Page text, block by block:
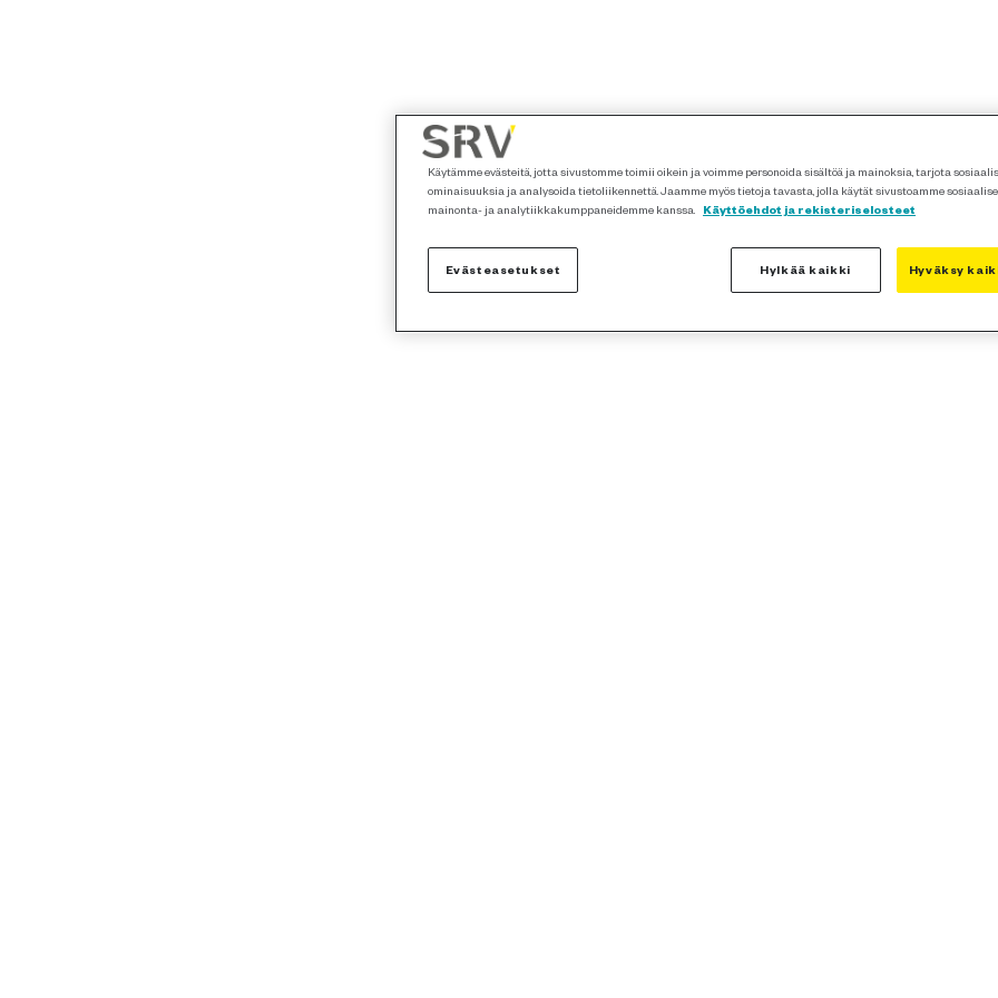
Käytämme evästeitä, jotta sivustomme toimii oikein ja voimme personoida sisältöä ja mainoksia, tarjota
ominaisuuksia ja analysoida tietoliikennettä. Jaamme myös tietoja tavasta, jolla käytät sivustoamme
mainonta- ja analytiikkakumppaneidemme kanssa.
Käyttöehdot ja rekisteriselosteet
Evästeasetukset Hylkää kaikki Hyväksy